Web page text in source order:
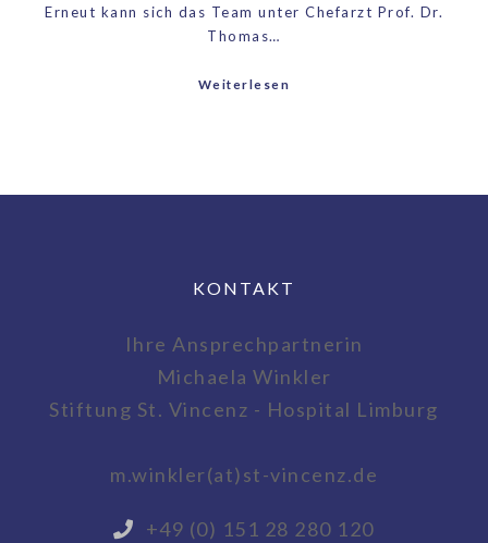
Erneut kann sich das Team unter Chefarzt Prof. Dr.
Thomas…
Weiterlesen
KONTAKT
Ihre Ansprechpartnerin
Michaela Winkler
Stiftung St. Vincenz - Hospital Limburg
m.winkler(at)st-vincenz.de
+49 (0) 151 28 280 120